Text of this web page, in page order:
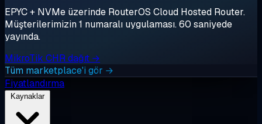
EPYC + NVMe üzerinde RouterOS Cloud Hosted Router.
Müşterilerimizin 1 numaralı uygulaması. 60 saniyede
yayında.
MikroTik CHR dağıt →
Tüm marketplace'i gör →
Fiyatlandırma
Kaynaklar